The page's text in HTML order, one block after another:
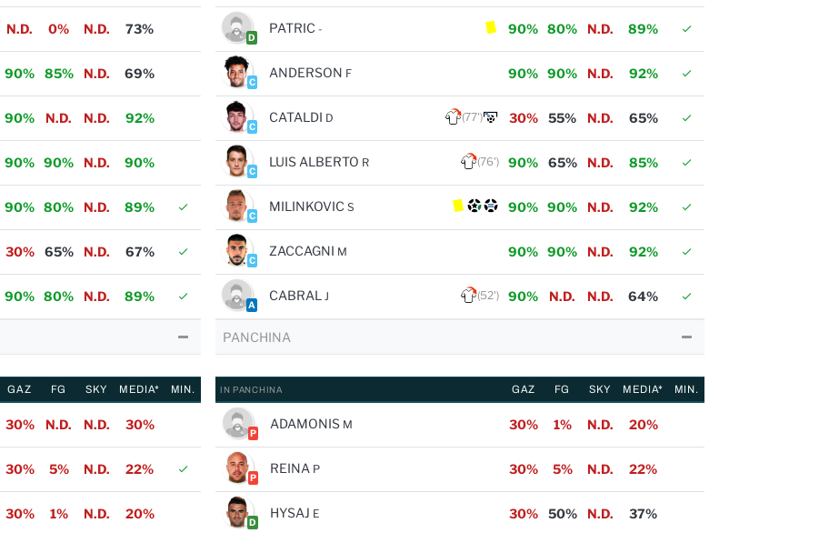
N.D. 0% N.D. 73%
90% 85% N.D. 69%
90% N.D. N.D. 92%
90% 90% N.D. 90%
90% 80% N.D. 89%
30% 65% N.D. 67%
90% 80% N.D. 89%
GAZ FG SKY MEDIA* MIN.
30% N.D. N.D. 30%
30% 5% N.D. 22%
30% 1% N.D. 20%
D
PATRIC - 90% 80% N.D. 89%
C
ANDERSON F 90% 90% N.D. 92%
C
CATALDI D (77') 30% 55% N.D. 65%
C
LUIS ALBERTO R (76') 90% 65% N.D. 85%
C
MILINKOVIC S 90% 90% N.D. 92%
C
ZACCAGNI M 90% 90% N.D. 92%
A
CABRAL J (52') 90% N.D. N.D. 64%
PANCHINA
IN PANCHINA GAZ FG SKY MEDIA* MIN.
P
ADAMONIS M 30% 1% N.D. 20%
P
REINA P 30% 5% N.D. 22%
D
HYSAJ E 30% 50% N.D. 37%